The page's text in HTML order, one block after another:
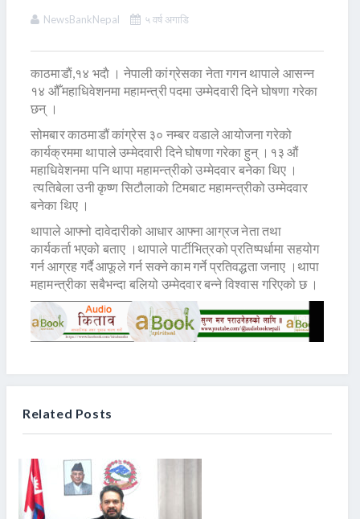
NewsBankNepal ५ वर्ष अगाडि
काठमाडाैं,१४ भदाै । नेपाली कांग्रेसका नेता गगन थापाले आसन्न
१४ औँ महाधिवेशनमा महामन्त्री पदमा उम्मेदवारी दिने घोषणा गरेका
छन् ।
सोमबार काठमाडौं कांग्रेस ३० नम्बर वडाले आयोजना गरेको
कार्यक्रममा थापाले उम्मेदवारी दिने घोषणा गरेका हुन् ।१३ औं
महाधिवेशनमा पनि थापा महामन्त्रीको उम्मेदवार बनेका थिए ।
त्यतिबेला उनी कृष्ण सिटौलाको टिमबाट महामन्त्रीको उम्मेदवार
बनेका थिए ।
थापाले आफ्नो दावेदारीको आधार आफ्ना आग्रज नेता तथा
कार्यकर्ता भएको बताए ।थापाले पार्टीभित्रको प्रतिष्पर्धामा सहयोग
गर्न आग्रह गर्दै आफूले गर्न सक्ने काम गर्ने प्रतिवद्धता जनाए ।थापा
महामन्त्रीका सबैभन्दा बलियो उम्मेदवार बन्ने विश्वास गरिएको छ ।
Related Posts